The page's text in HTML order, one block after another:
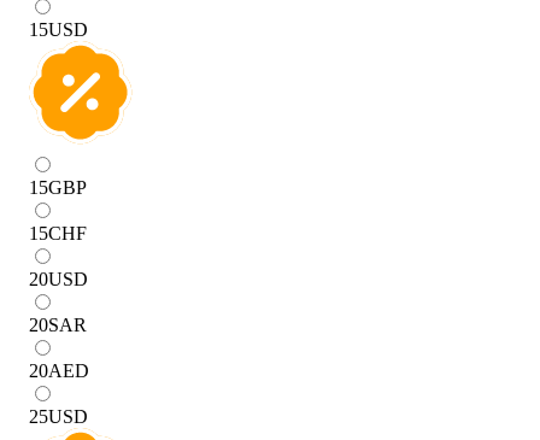
15USD
15GBP
15CHF
20USD
20SAR
20AED
25USD